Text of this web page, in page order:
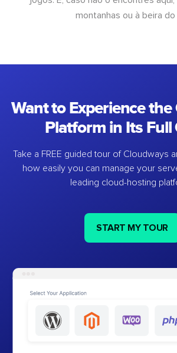
montanhas ou à beira do
Want to Experience
Platform in Its Full
Take a FREE guided tour of Cloudways
how easily you can manage your
leading cloud-hosting
START MY TOUR